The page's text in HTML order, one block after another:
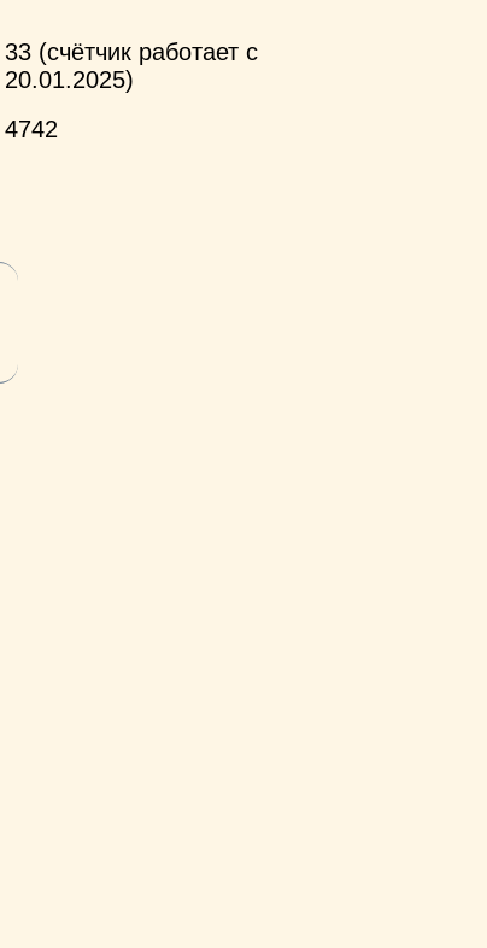
33 (счётчик работает с
20.01.2025)
4742